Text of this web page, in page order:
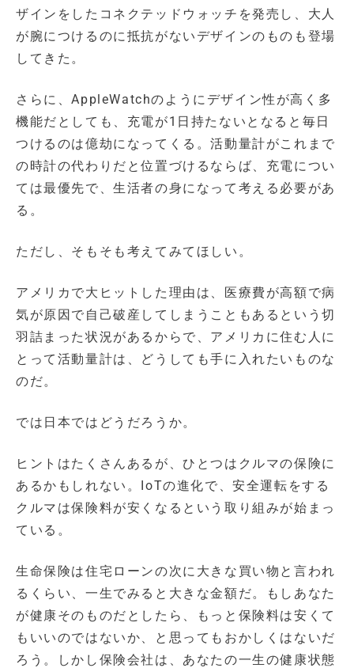
ザインをしたコネクテッドウォッチを発売し、大人
が腕につけるのに抵抗がないデザインのものも登場
してきた。
さらに、AppleWatchのようにデザイン性が高く多
機能だとしても、充電が1日持たないとなると毎日
つけるのは億劫になってくる。活動量計がこれまで
の時計の代わりだと位置づけるならば、充電につい
ては最優先で、生活者の身になって考える必要があ
る。
ただし、そもそも考えてみてほしい。
アメリカで大ヒットした理由は、医療費が高額で病
気が原因で自己破産してしまうこともあるという切
羽詰まった状況があるからで、アメリカに住む人に
とって活動量計は、どうしても手に入れたいものな
のだ。
では日本ではどうだろうか。
ヒントはたくさんあるが、ひとつはクルマの保険に
あるかもしれない。IoTの進化で、安全運転をする
クルマは保険料が安くなるという取り組みが始まっ
ている。
生命保険は住宅ローンの次に大きな買い物と言われ
るくらい、一生でみると大きな金額だ。もしあなた
が健康そのものだとしたら、もっと保険料は安くて
もいいのではないか、と思ってもおかしくはないだ
ろう。しかし保険会社は、あなたの一生の健康状態